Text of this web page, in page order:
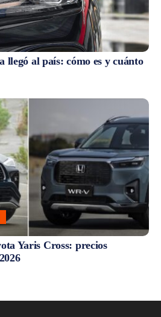
llegó al país: cómo es y cuánto
Yaris Cross: precios